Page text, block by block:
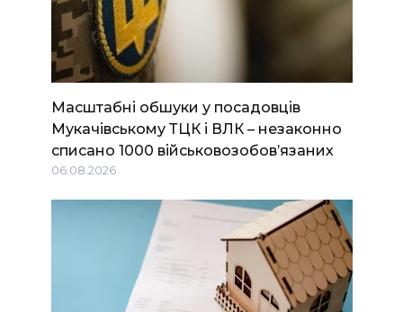
Масштабні обшуки у посадовців
Мукачівському ТЦК і ВЛК – незаконно
списано 1000 військовозобов’язаних
06.08.2026